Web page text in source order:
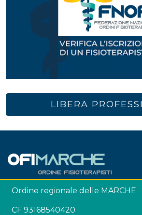
LIBERA
Ordine regionale delle MARCHE
CF 93168540420